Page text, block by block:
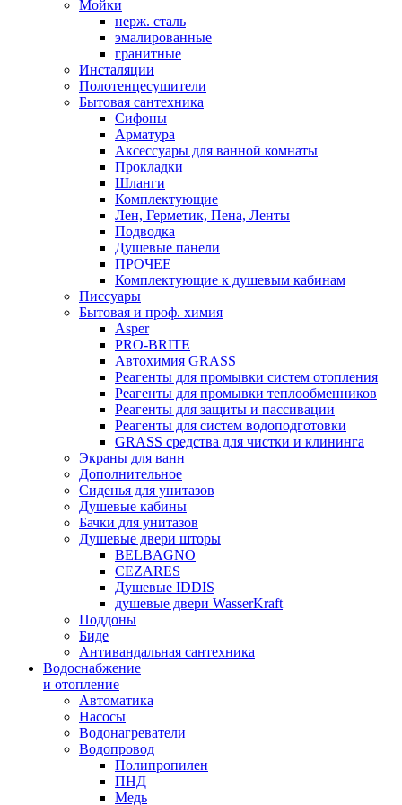
Мойки
нерж. сталь
эмалированные
гранитные
Инсталяции
Полотенцесушители
Бытовая сантехника
Сифоны
Арматура
Аксессуары для ванной комнаты
Прокладки
Шланги
Комплектующие
Лен, Герметик, Пена, Ленты
Подводка
Душевые панели
ПРОЧЕЕ
Комплектующие к душевым кабинам
Писсуары
Бытовая и проф. химия
Asper
PRO-BRITE
Автохимия GRASS
Реагенты для промывки систем отопления
Реагенты для промывки теплообменников
Реагенты для защиты и пассивации
Реагенты для систем водоподготовки
GRASS средства для чистки и клининга
Экраны для ванн
Дополнительное
Сиденья для унитазов
Душевые кабины
Бачки для унитазов
Душевые двери шторы
BELBAGNO
CEZARES
Душевые IDDIS
душевые двери WasserKraft
Поддоны
Биде
Антивандальная сантехника
Водоснабжение
и отопление
Автоматика
Насосы
Водонагреватели
Водопровод
Полипропилен
ПНД
Медь